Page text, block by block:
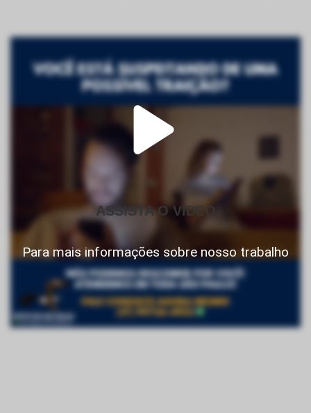
ASSISTA O VIDEO
Para mais informações sobre nosso trabalho